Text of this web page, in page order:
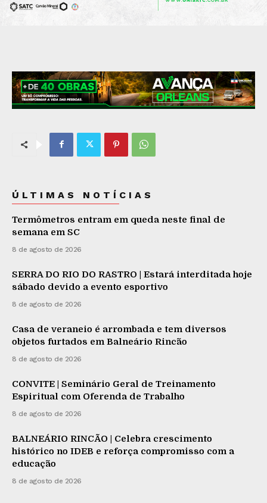
ÚLTIMAS NOTÍCIAS
Termômetros entram em queda neste final de
semana em SC
8 de agosto de 2026
SERRA DO RIO DO RASTRO | Estará interditada hoje
sábado devido a evento esportivo
8 de agosto de 2026
Casa de veraneio é arrombada e tem diversos
objetos furtados em Balneário Rincão
8 de agosto de 2026
CONVITE | Seminário Geral de Treinamento
Espiritual com Oferenda de Trabalho
8 de agosto de 2026
BALNEÁRIO RINCÃO | Celebra crescimento
histórico no IDEB e reforça compromisso com a
educação
8 de agosto de 2026